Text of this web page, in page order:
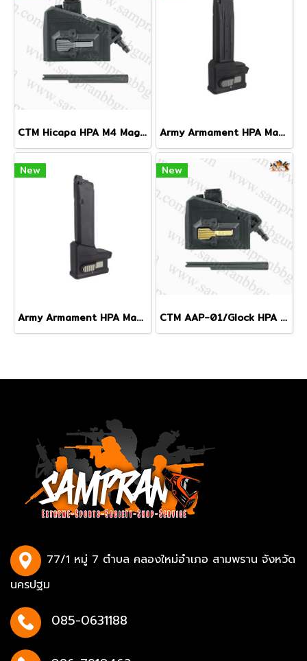
CTM Hicapa HPA M4 Magazine Adapter Army Armament HPA Magazine Adapter for Marui Hi-Capa
New
Army Armament HPA Magazine Adapter for Marui G-Series/AAP01
New
CTM AAP-01/Glock HPA M4 Magazine Adapter
77/1 หมู่ 7 ตำบล คลองใหม่อำเภอ สามพราน จังหวัด
นครปฐม
085-0631188